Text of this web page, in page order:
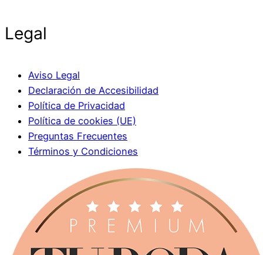
Legal
Aviso Legal
Declaración de Accesibilidad
Política de Privacidad
Política de cookies (UE)
Preguntas Frecuentes
Términos y Condiciones